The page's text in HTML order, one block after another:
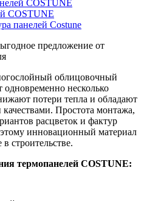
COSTUNE
COSTUNE
панелей Costune
облицовочный
несколько
потери тепла и обладают
Простота монтажа,
расцветок и фактур
инновационный материал
строительстве.
термопанелей COSTUNE: